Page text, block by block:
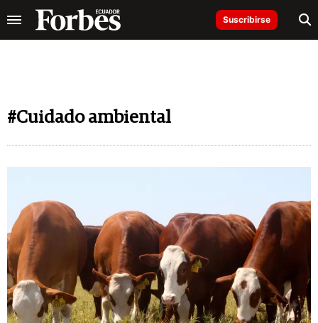
Suscribirse
#Cuidado ambiental